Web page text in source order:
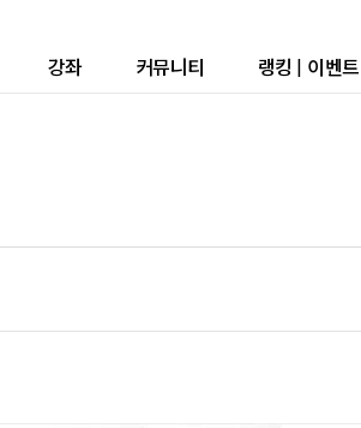
강좌 커뮤니티 랭킹 | 이벤트